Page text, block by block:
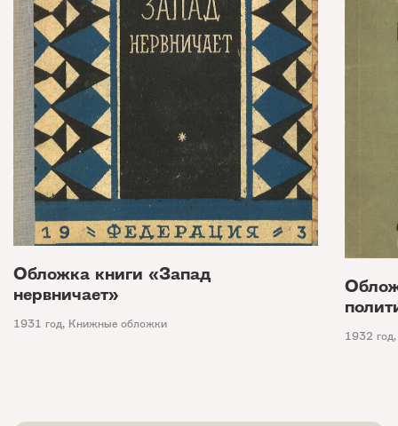
Обложка книги «Запад
нервничает»
1931 год, Книжные обложки
1932 год